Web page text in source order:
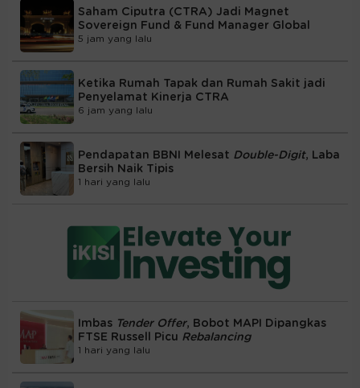
Saham Ciputra (CTRA) Jadi Magnet
Sovereign Fund & Fund Manager Global
5 jam yang lalu
Ketika Rumah Tapak dan Rumah Sakit jadi
Penyelamat Kinerja CTRA
6 jam yang lalu
Pendapatan BBNI Melesat Double-Digit, Laba
Bersih Naik Tipis
1 hari yang lalu
Imbas Tender Offer, Bobot MAPI Dipangkas
FTSE Russell Picu Rebalancing
1 hari yang lalu